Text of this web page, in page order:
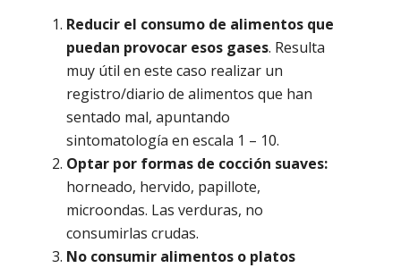
Reducir el consumo de alimentos que
puedan provocar esos gases. Resulta
muy útil en este caso realizar un
registro/diario de alimentos que han
sentado mal, apuntando
sintomatología en escala 1 – 10.
Optar por formas de cocción suaves:
horneado, hervido, papillote,
microondas. Las verduras, no
consumirlas crudas.
No consumir alimentos o platos